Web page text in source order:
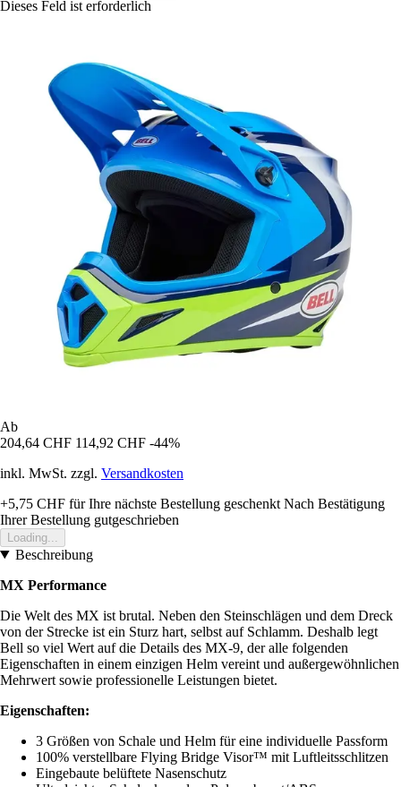
Dieses Feld ist erforderlich
Ab
204,64 CHF 114,92 CHF -44%
inkl. MwSt. zzgl. Versandkosten
+5,75 CHF für Ihre nächste Bestellung geschenkt Nach Bestätigung
Ihrer Bestellung gutgeschrieben
Loading...
Beschreibung
MX Performance
Die Welt des MX ist brutal. Neben den Steinschlägen und dem Dreck
von der Strecke ist ein Sturz hart, selbst auf Schlamm. Deshalb legt
Bell so viel Wert auf die Details des MX-9, der alle folgenden
Eigenschaften in einem einzigen Helm vereint und außergewöhnlichen
Mehrwert sowie professionelle Leistungen bietet.
Eigenschaften:
3 Größen von Schale und Helm für eine individuelle Passform
100% verstellbare Flying Bridge Visor™ mit Luftleitsschlitzen
Eingebaute belüftete Nasenschutz